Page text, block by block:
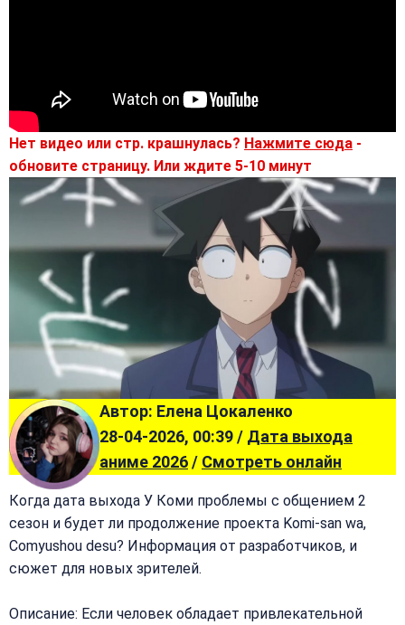
Нет видео или стр. крашнулась? Нажмите сюда -
обновите страницу. Или ждите 5-10 минут
Автор: Елена Цокаленко
28-04-2026, 00:39 / Дата выхода
аниме 2026/ Смотреть онлайн
Когда дата выхода У Коми проблемы с общением 2
сезон и будет ли продолжение проекта Komi-san wa,
Comyushou desu? Информация от разработчиков, и
сюжет для новых зрителей.
Описание: Если человек обладает привлекательной